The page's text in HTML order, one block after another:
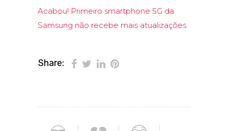
Acabou! Primeiro smartphone 5G da
Samsung não recebe mais atualizações
Share: